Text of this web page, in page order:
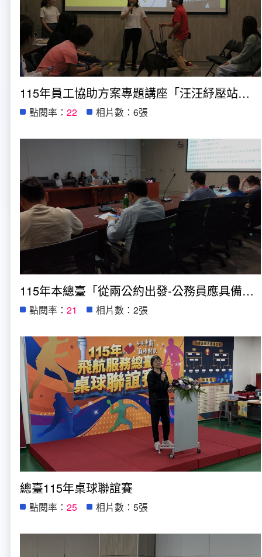
115年員工協助方案專題講座「汪汪紓壓站：與心輔犬的午後心靈對話」
點閱率： 22 相片數：6張
115年本總臺「從兩公約出發-公務員應具備的人權意識與實務觀念(含ICER)」
點閱率： 21 相片數：2張
總臺115年桌球聯誼賽
點閱率： 25 相片數：5張